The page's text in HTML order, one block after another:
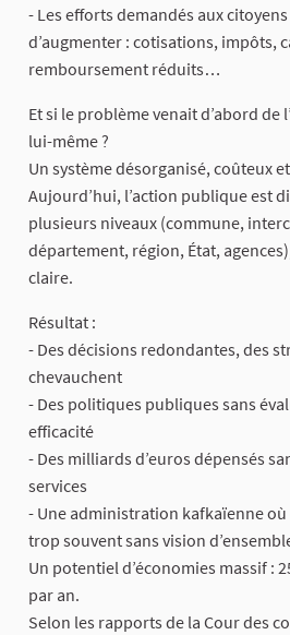
- Les efforts demandés aux
d’augmenter : cotisations, impôts,
remboursement réduits…
Et si le problème venait d’abord de
lui-même ?
Un système désorganisé, coûteux
Aujourd’hui, l’action publique est
plusieurs niveaux (commune,
département, région, État,
claire.
Résultat :
- Des décisions redondantes, des
chevauchent
- Des politiques publiques sans
efficacité
- Des milliards d’euros dépensés
services
- Une administration kafkaïenne
trop souvent sans vision
Un potentiel d’économies massif :
par an.
Selon les rapports de la Cour des